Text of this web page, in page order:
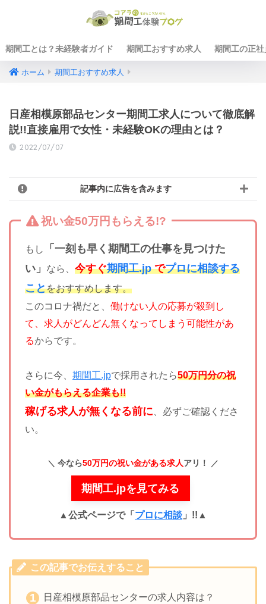
期間工とは？未経験者ガイド 期間工おすすめ求人 期間工の正
ホーム 期間工おすすめ求人
日産相模原部品センター期間工求人について徹底解
説!!直接雇用で女性・未経験OKの理由とは？
2022/07/07
記事内に広告を含みます
祝い金50万円もらえる!?
もし
「一刻も早く期間工の仕事を見つけた
い」
なら、 今すぐ期間工.jpでプロに相談する
ことをおすすめします。
このコロナ禍だと、 働けない人の応募が殺到し
て、求人がどんどん無くなってしまう可能性があ
るからです。
さらに今、 期間工.jpで採用されたら50万円分の祝
い金がもらえる企業も!!
稼げる求人が無くなる前に 、必ずご確認くださ
い。
今なら50万円の祝い金がある求人アリ！
期間工.jpを見てみる
▲公式ページで「 プロに相談 」!! ▲
この記事でお伝えすること
日産相模原部品センターの求人内容は？